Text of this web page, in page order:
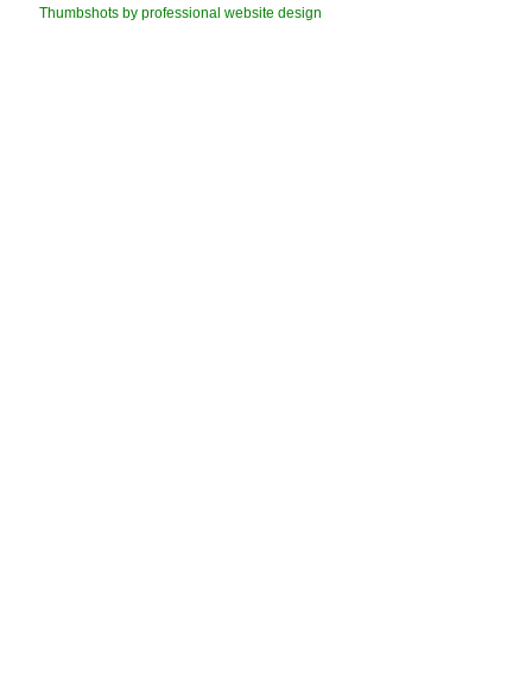
Thumbshots by professional website design